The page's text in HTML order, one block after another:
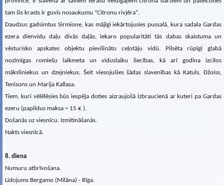
tam šis krasts ir guvis nosaukumu “Citronu rivjēra”.
Daudzus gadsimtus Sirmione, kas mājīgi iekārtojusies pussalā, kura sadala Gardas
ezera dienvidu daļu divās daļās, iekaro popularitāti tās dabas skaistuma un
vēsturisko apskates objektu pievilināto ceļotāju vidū. Pilsēta rūpīgi glabā
nozīmīgas romiešu laikmeta un viduslaiku liecības, kā arī godina izcilos
māksliniekus un dzejniekus. Šeit viesojušies šādas slavenības kā Katuls, Džoiss,
Tenisons un Marija Kallasa.
Tiem, kuri vēlēlēsies būs iespēja doties aizraujošā izbraucienā ar kuteri pa Gardas
ezeru (papildus maksa ~ 15 € ).
Došanās uz viesnīcu. Izmitināšanās.
Nakts viesnīcā.
8. diena
Numuru atbrīvošana.
Lidojums Bergamo (Milāna) - Rīga.